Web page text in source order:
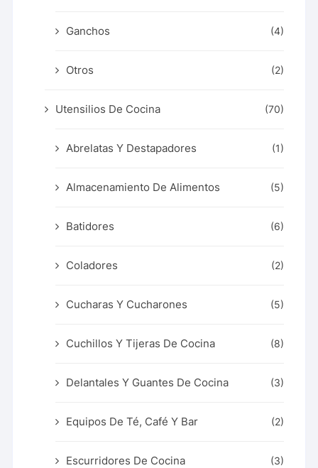
Ganchos (4)
Otros (2)
Utensilios De Cocina (70)
Abrelatas Y Destapadores (1)
Almacenamiento De Alimentos (5)
Batidores (6)
Coladores (2)
Cucharas Y Cucharones (5)
Cuchillos Y Tijeras De Cocina (8)
Delantales Y Guantes De Cocina (3)
Equipos De Té, Café Y Bar (2)
Escurridores De Cocina (3)